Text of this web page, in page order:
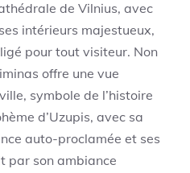
de Vilnius, avec
intérieurs majestueux,
pour tout visiteur. Non
offre une vue
symbole de l’histoire
d’Uzupis, avec sa
auto-proclamée et ses
par son ambiance